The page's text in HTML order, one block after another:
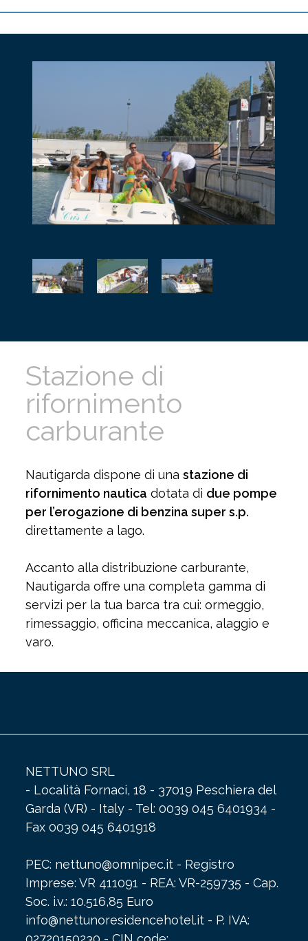
Stazione di
rifornimento
carburante
Nautigarda dispone di unastazione di
rifornimento nautica dotata di due pompe
per l’erogazione di benzina super s.p.
direttamente a lago.
Accanto alla distribuzione carburante,
Nautigarda offre una completa gamma di
servizi per la tua barca tra cui: ormeggio,
rimessaggio, officina meccanica, alaggio e
varo.
NETTUNO SRL
- Località Fornaci, 18 - 37019 Peschiera del
Garda (VR) - Italy - Tel: 0039 045 6401934 -
Fax 0039 045 6401918
PEC: nettuno@omnipec.it - Registro
Imprese: VR 411091 - REA: VR-259735 - Cap.
Soc. i.v.: 10.516,85 Euro
info@nettunoresidencehotel.it - P. IVA: